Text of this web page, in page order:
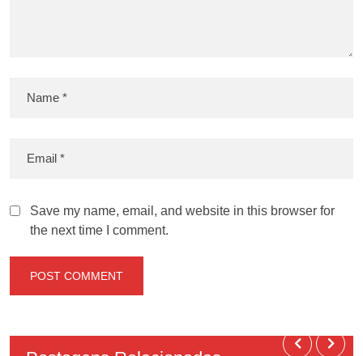
Save my name, email, and website in this browser for
the next time I comment.